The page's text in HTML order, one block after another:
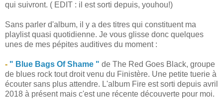
qui suivront. ( EDIT : il est sorti depuis, youhou!)
Sans parler d'album, il y a des titres qui constituent ma
playlist quasi quotidienne. Je vous glisse donc quelques
unes de mes pépites auditives du moment :
- " Blue Bags Of Shame " de The Red Goes Black, groupe
de blues rock tout droit venu du Finistère. Une petite tuerie à
écouter sans plus attendre. L'album Fire est sorti depuis avril
2018 à présent mais c'est une récente découverte pour moi.